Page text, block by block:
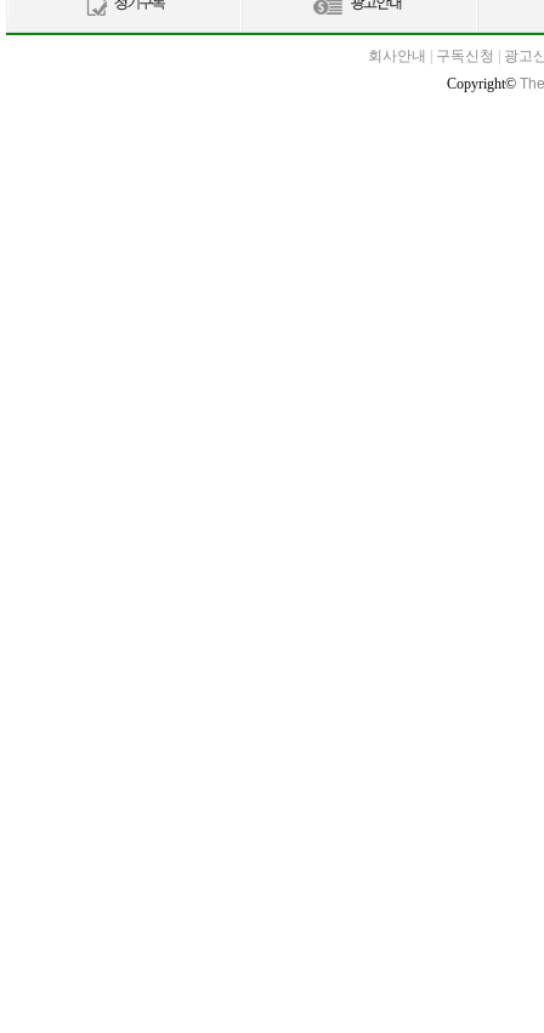
회사안내 구독신청
광고
Copyright©